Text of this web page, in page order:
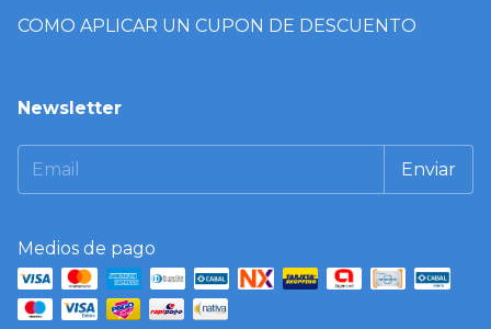
COMO APLICAR UN CUPON DE DESCUENTO
Newsletter
Medios de pago